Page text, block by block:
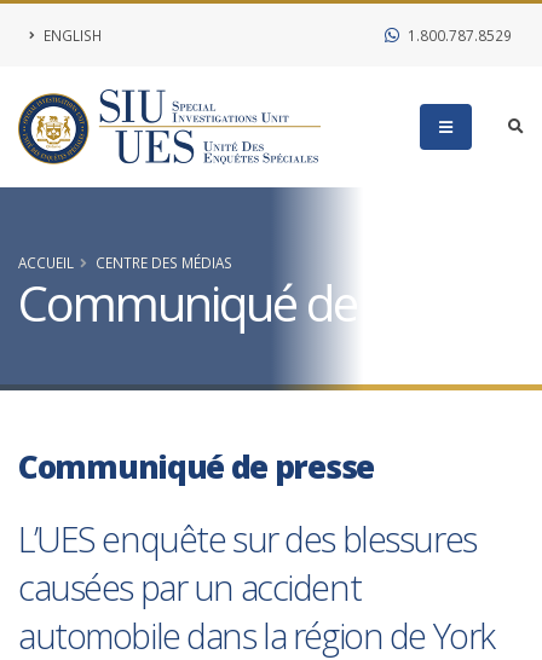
ENGLISH 1.800.787.8529
ACCUEIL CENTRE DES MÉDIAS
Communiqué de presse
Communiqué de presse
L’UES enquête sur des blessures
causées par un accident
automobile dans la région de York